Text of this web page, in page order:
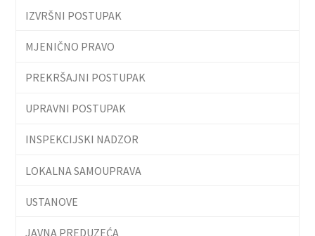
IZVRŠNI POSTUPAK
MJENIČNO PRAVO
PREKRŠAJNI POSTUPAK
UPRAVNI POSTUPAK
INSPEKCIJSKI NADZOR
LOKALNA SAMOUPRAVA
USTANOVE
JAVNA PREDUZEĆA